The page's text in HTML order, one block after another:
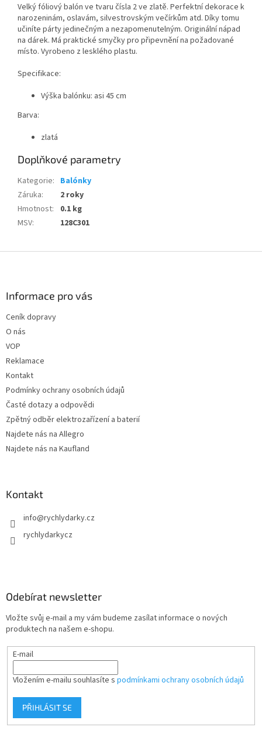
Velký fóliový balón ve tvaru čísla 2 ve zlatě. Perfektní dekorace k
narozeninám, oslavám, silvestrovským večírkům atd. Díky tomu
učiníte párty jedinečným a nezapomenutelným. Originální nápad
na dárek. Má praktické smyčky pro připevnění na požadované
místo. Vyrobeno z lesklého plastu.
Specifikace:
Výška balónku: asi 45 cm
Barva:
zlatá
Doplňkové parametry
Kategorie: Balónky
Záruka:
2 roky
Hmotnost:
0.1 kg
MSV: 128C301
Informace pro vás
Ceník dopravy
O nás
VOP
Reklamace
Kontakt
Podmínky ochrany osobních údajů
Časté dotazy a odpovědi
Zpětný odběr elektrozařízení a baterií
Najdete nás na Allegro
Najdete nás na Kaufland
Kontakt
info@rychlydarky.cz
rychlydarkycz
Odebírat newsletter
Vložte svůj e-mail a my vám budeme zasílat informace o nových
produktech na našem e-shopu.
E-mail
Vložením e-mailu souhlasíte s podmínkami ochrany osobních údajů
PŘIHLÁSIT SE